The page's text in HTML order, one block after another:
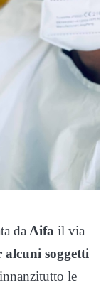
daAifa il via
alcuni soggetti
le